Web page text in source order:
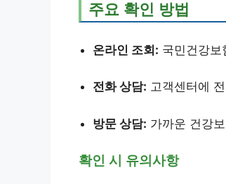
주요 확인 방법
온라인 조회: 국민건강
전화 상담: 고객센터에
방문 상담: 가까운 건강
확인 시 유의사항